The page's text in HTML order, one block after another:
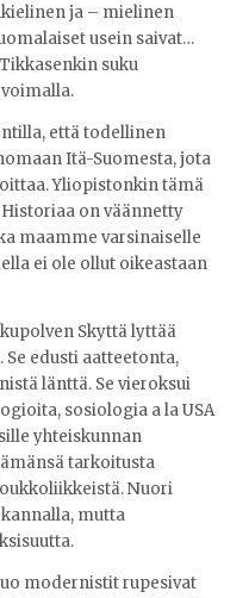
ja – mielinen
usein saivat…
suku
että todellinen
Itä-Suomesta, jota
Yliopistonkin tämä
Historiaa on väännetty
maamme varsinaiselle
ei ole ollut oikeastaan
Skyttä lyttää
edusti aatteetonta,
länttä. Se vieroksui
sosiologia a la USA
yhteiskunnan
tarkoitusta
Nuori
mutta
modernistit rupesivat